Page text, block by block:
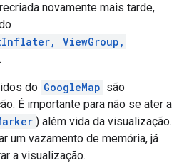
novamente mais tarde,
ViewGroup,
do GoogleMap são
É importante para não se ater a
) além vida da visualização.
um vazamento de memória, já
a visualização.